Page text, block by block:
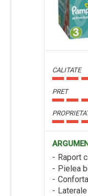
CALITATE
PRET
Raport
Pielea